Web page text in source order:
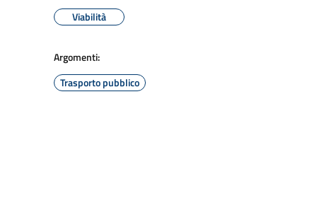
Viabilità
Argomenti:
Trasporto pubblico